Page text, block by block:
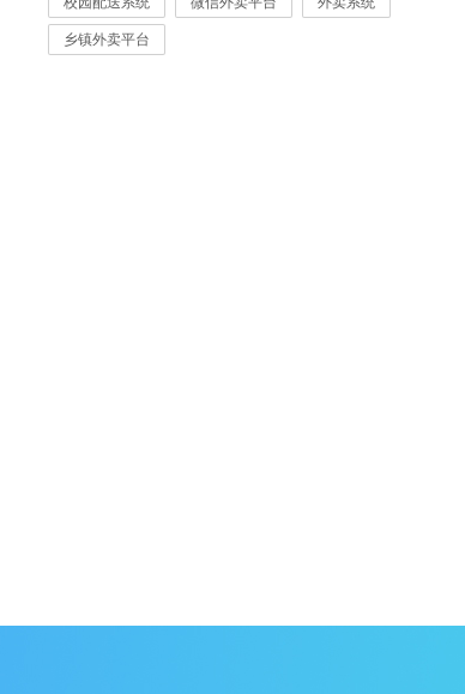
乡镇外卖平台